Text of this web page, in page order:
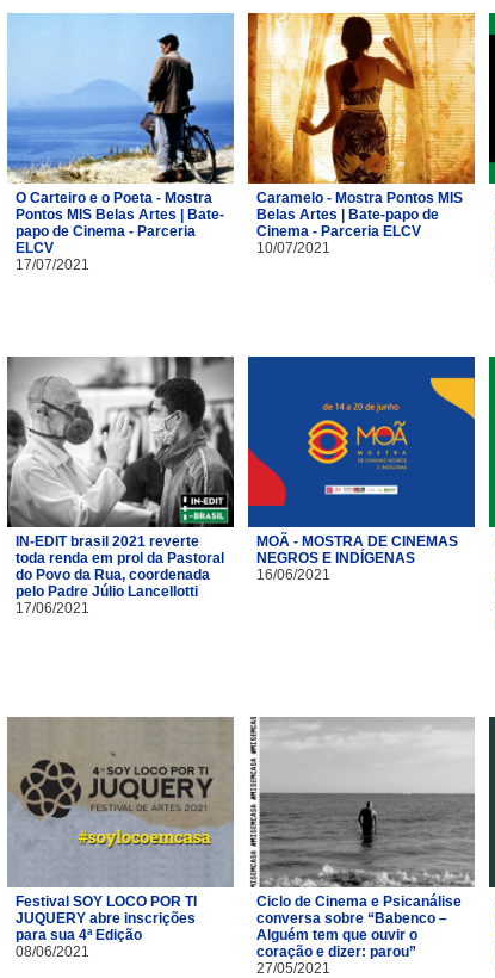
O Carteiro e o Poeta - Mostra
Pontos MIS Belas Artes | Bate-
papo de Cinema - Parceria
ELCV
17/07/2021
Caramelo - Mostra Pontos MIS
Belas Artes | Bate-papo de
Cinema - Parceria ELCV
10/07/2021
IN-EDIT brasil 2021 reverte
toda renda em prol da Pastoral
do Povo da Rua, coordenada
pelo Padre Júlio Lancellotti
17/06/2021
MOÃ - MOSTRA DE CINEMAS
NEGROS E INDÍGENAS
16/06/2021
Festival SOY LOCO POR TI
JUQUERY abre inscrições
para sua 4ª Edição
08/06/2021
Ciclo de Cinema e Psicanálise
conversa sobre “Babenco –
Alguém tem que ouvir o
coração e dizer: parou”
27/05/2021